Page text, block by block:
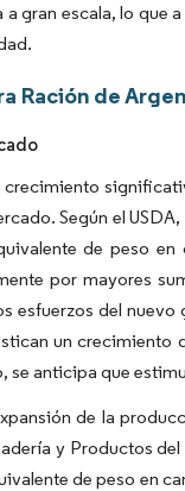
escala, lo que
Ración de
Según el
de peso
por mayores
del
un crecimiento
anticipa que
de la
y Productos
de peso en